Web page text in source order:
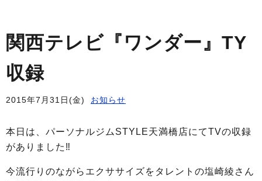
関西テレビ『ワンダー』TY
収録
2015年7月31日(金) お知らせ
本日は、パーソナルジムSTYLE天満橋店にてTVの収録
がありました‼
今流行りのながらエクササイズをタレントの塩崎綾さん